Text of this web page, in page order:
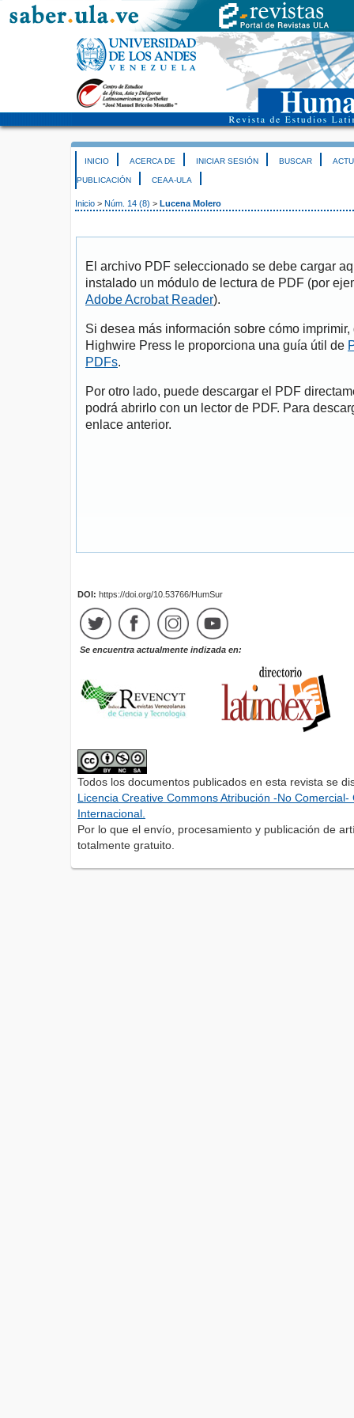
INICIO ACERCA DE INICIAR SESIÓN BUSCAR
PUBLICACIÓN CEAA-ULA
Inicio > Núm. 14 (8) > Lucena Molero
El archivo PDF seleccionado se debe cargar
instalado un módulo de lectura de PDF (por
Adobe Acrobat Reader).
Si desea más información sobre cómo
Highwire Press le proporciona una guía útil de
PDFs.
Por otro lado, puede descargar el PDF
podrá abrirlo con un lector de PDF. Para
enlace anterior.
DOI: https://doi.org/10.53766/HumSur
Se encuentra actualmente indizada en:
Todos los documentos publicados en esta revista se
Licencia Creative Commons Atribución -No
Internacional.
Por lo que el envío, procesamiento y publicación de
totalmente gratuito.